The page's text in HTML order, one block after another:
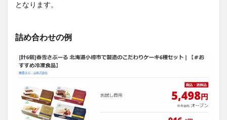
3.6
4
ドロ
ス通
イト
でお
菓子
を買
となります。
詰め合わせの例